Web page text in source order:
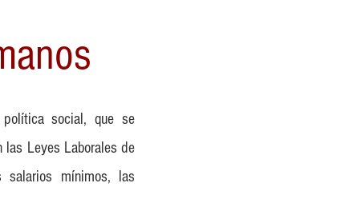
social, que se
las Leyes Laborales de
mínimos, las